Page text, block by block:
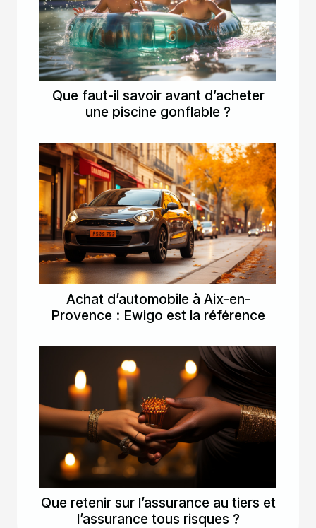
Que faut-il savoir avant d’acheter
une piscine gonflable ?
Achat d’automobile à Aix-en-
Provence : Ewigo est la référence
Que retenir sur l’assurance au tiers et
l’assurance tous risques ?